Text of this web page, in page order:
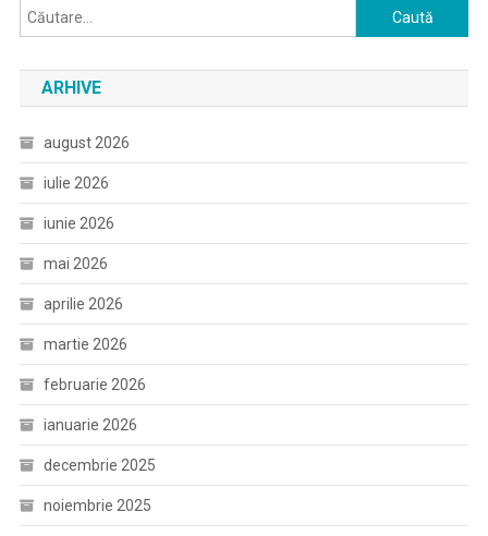
Caută
după:
ARHIVE
august 2026
iulie 2026
iunie 2026
mai 2026
aprilie 2026
martie 2026
februarie 2026
ianuarie 2026
decembrie 2025
noiembrie 2025